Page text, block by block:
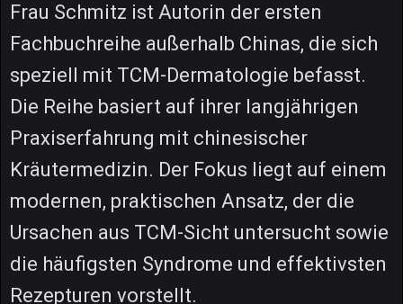
Frau Schmitz ist Autorin der ersten
Fachbuchreihe außerhalb Chinas, die sich
speziell mit TCM-Dermatologie befasst.
Die Reihe basiert auf ihrer langjährigen
Praxiserfahrung mit chinesischer
Kräutermedizin. Der Fokus liegt auf einem
modernen, praktischen Ansatz, der die
Ursachen aus TCM-Sicht untersucht sowie
die häufigsten Syndrome und effektivsten
Rezepturen vorstellt.